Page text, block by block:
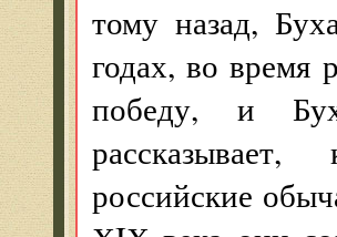
тому назад,
годах, во время
победу, и
российские